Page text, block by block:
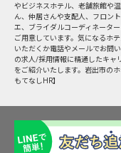
やビジネスホテル、老舗旅館や
ん、仲居さんや支配人、フロン
エ、ブライダルコーディネータ
ご用意しています。気になるホ
いただくか電話やメールでお問
の求人/採用情報に精通したキャ
をご紹介いたします。岩出市の
もてなしHR】